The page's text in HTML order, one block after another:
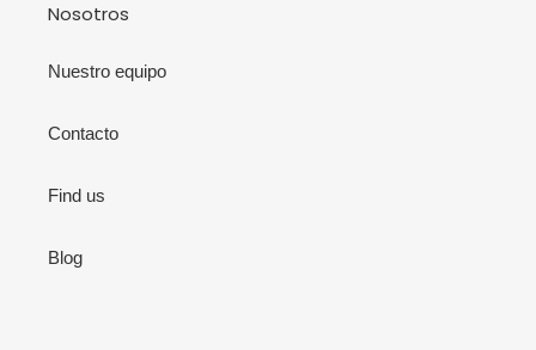
Nosotros
Nuestro equipo
Contacto
Find us
Blog